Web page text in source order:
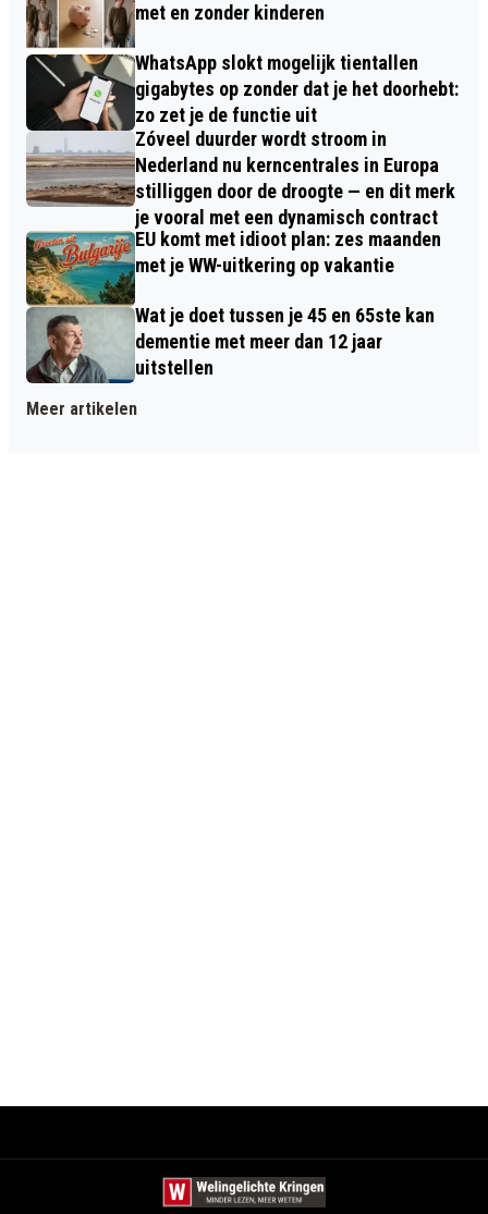
met en zonder kinderen
WhatsApp slokt mogelijk tientallen
gigabytes op zonder dat je het doorhebt:
zo zet je de functie uit
Zóveel duurder wordt stroom in
Nederland nu kerncentrales in Europa
stilliggen door de droogte — en dit merk
je vooral met een dynamisch contract
EU komt met idioot plan: zes maanden
met je WW-uitkering op vakantie
Wat je doet tussen je 45 en 65ste kan
dementie met meer dan 12 jaar
uitstellen
Meer artikelen